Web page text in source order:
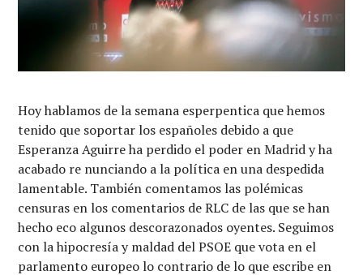
Hoy hablamos de la semana esperpentica que hemos
tenido que soportar los españoles debido a que
Esperanza Aguirre ha perdido el poder en Madrid y ha
acabado re nunciando a la política en una despedida
lamentable. También comentamos las polémicas
censuras en los comentarios de RLC de las que se han
hecho eco algunos descorazonados oyentes. Seguimos
con la hipocresía y maldad del PSOE que vota en el
parlamento europeo lo contrario de lo que escribe en